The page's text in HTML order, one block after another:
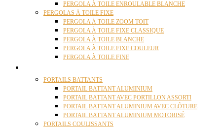
PERGOLA À TOILE ENROULABLE BLANCHE
PERGOLAS À TOILE FIXE
PERGOLA À TOILE ZOOM TOIT
PERGOLA À TOILE FIXE CLASSIQUE
PERGOLA À TOILE BLANCHE
PERGOLA À TOILE FIXE COULEUR
PERGOLA À TOILE FINE
PORTAILS BATTANTS
PORTAIL BATTANT ALUMINIUM
PORTAIL BATTANT AVEC PORTILLON ASSORTI
PORTAIL BATTANT ALUMINIUM AVEC CLÔTURE
PORTAIL BATTANT ALUMINIUM MOTORISÉ
PORTAILS COULISSANTS